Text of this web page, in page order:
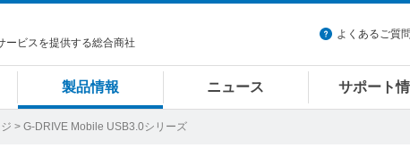
ービスを提供する総合商社
よくあるご質問
製品情報 ニュース サポート
> G-DRIVE Mobile USB3.0シリーズ